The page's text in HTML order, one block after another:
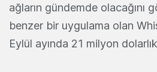
ağların gündemde olacağını
benzer bir uygulama olan
Eylül ayında 21 milyon dolarlık